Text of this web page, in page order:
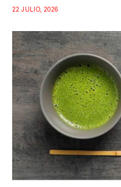
22 JULIO, 2026